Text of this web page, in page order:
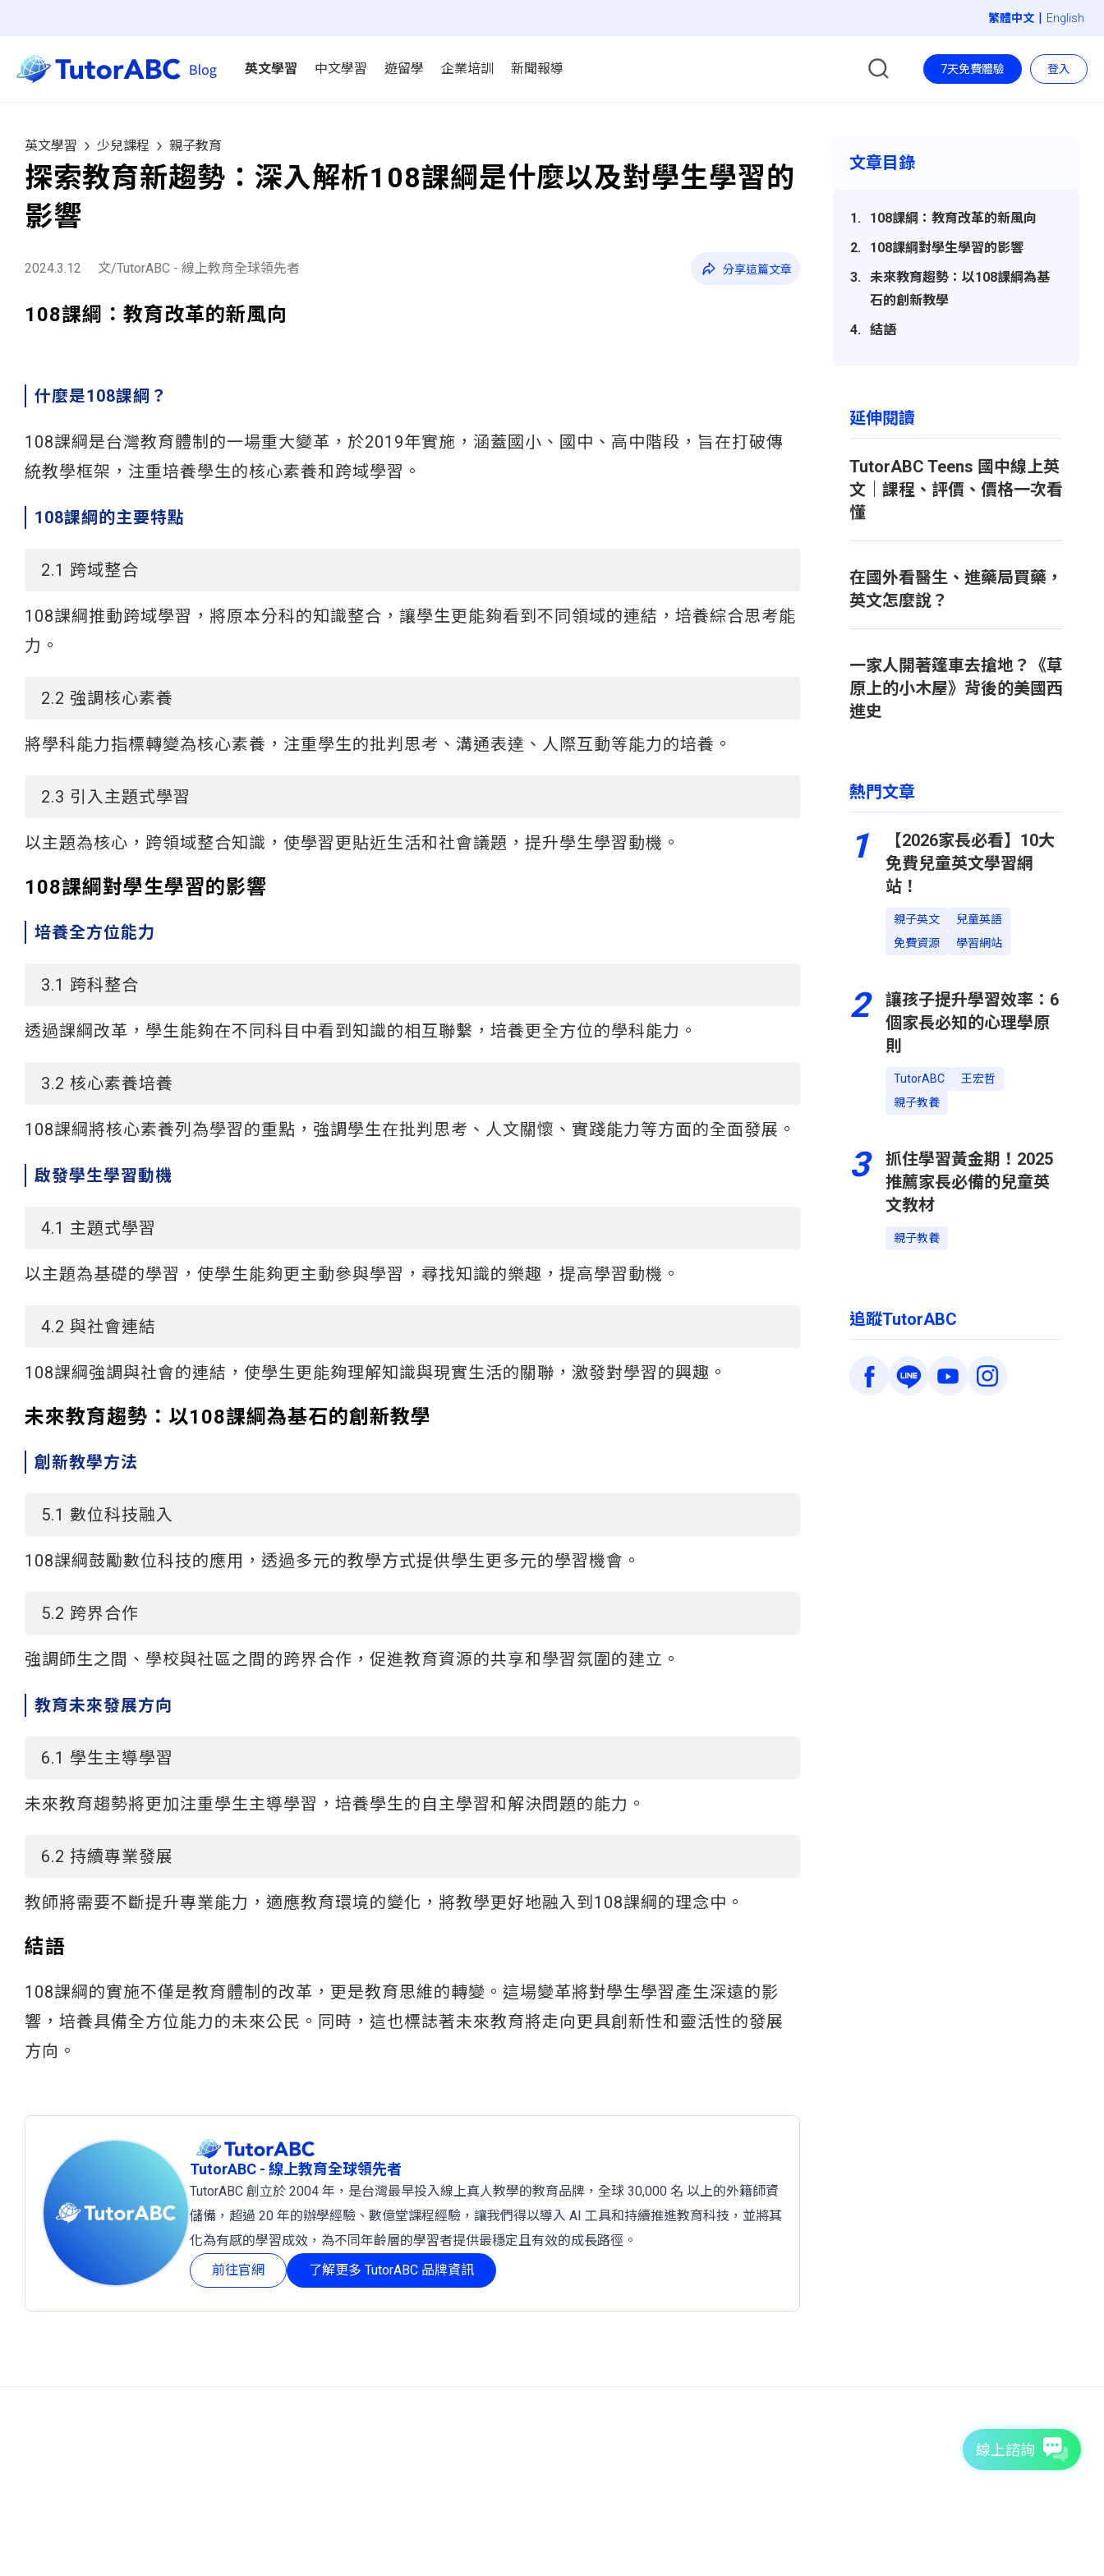
| English
英文學習 中文學習 遊留學 企業培訓 新聞報導 7天免費體驗 登入
英文學習 少兒課程 親子教育
探索教育新趨勢：深入解析108課綱是什麼以及對學生學習的
影響
2024.3.12 文/TutorABC - 線上教育全球領先者 分享這篇文章
108課綱：教育改革的新風向
什麼是108課綱？
108課綱是台灣教育體制的一場重大變革，於2019年實施，涵蓋國小、國中、高中階段，旨在打破傳
統教學框架，注重培養學生的核心素養和跨域學習。
108課綱的主要特點
2.1 跨域整合
108課綱推動跨域學習，將原本分科的知識整合，讓學生更能夠看到不同領域的連結，培養綜合思考能
力。
2.2 強調核心素養
將學科能力指標轉變為核心素養，注重學生的批判思考、溝通表達、人際互動等能力的培養。
2.3 引入主題式學習
以主題為核心，跨領域整合知識，使學習更貼近生活和社會議題，提升學生學習動機。
108課綱對學生學習的影響
培養全方位能力
3.1 跨科整合
透過課綱改革，學生能夠在不同科目中看到知識的相互聯繫，培養更全方位的學科能力。
3.2 核心素養培養
108課綱將核心素養列為學習的重點，強調學生在批判思考、人文關懷、實踐能力等方面的全面發展。
啟發學生學習動機
4.1 主題式學習
以主題為基礎的學習，使學生能夠更主動參與學習，尋找知識的樂趣，提高學習動機。
4.2 與社會連結
108課綱強調與社會的連結，使學生更能夠理解知識與現實生活的關聯，激發對學習的興趣。
未來教育趨勢：以108課綱為基石的創新教學
創新教學方法
5.1 數位科技融入
108課綱鼓勵數位科技的應用，透過多元的教學方式提供學生更多元的學習機會。
5.2 跨界合作
強調師生之間、學校與社區之間的跨界合作，促進教育資源的共享和學習氛圍的建立。
教育未來發展方向
6.1 學生主導學習
未來教育趨勢將更加注重學生主導學習，培養學生的自主學習和解決問題的能力。
6.2 持續專業發展
教師將需要不斷提升專業能力，適應教育環境的變化，將教學更好地融入到108課綱的理念中。
結語
108課綱的實施不僅是教育體制的改革，更是教育思維的轉變。這場變革將對學生學習產生深遠的影
響，培養具備全方位能力的未來公民。同時，這也標誌著未來教育將走向更具創新性和靈活性的發展
方向。
TutorABC - 線上教育全球領先者
TutorABC 創立於 2004 年，是台灣最早投入線上真人教學的教育品牌，全球 30,000 名 以上的外籍師資
儲備，超過 20 年的辦學經驗、數億堂課程經驗，讓我們得以導入 AI 工具和持續推進教育科技，並將其
化為有感的學習成效，為不同年齡層的學習者提供最穩定且有效的成長路徑。
前往官網
了解更多 TutorABC 品牌資訊
文章目錄
108課綱：教育改革的新風向
108課綱對學生學習的影響
未來教育趨勢：以108課綱為基
石的創新教學
結語
延伸閱讀
TutorABC Teens 國中線上英
文｜課程、評價、價格一次看
懂
在國外看醫生、進藥局買藥，
英文怎麼說？
一家人開著篷車去搶地？《草
原上的小木屋》背後的美國西
進史
熱門文章
1
【2026家長必看】10大
免費兒童英文學習網
站！
親子英文
兒童英語
免費資源
學習網站
2
讓孩子提升學習效率：6
個家長必知的心理學原
則
TutorABC
王宏哲
親子教養
3
抓住學習黃金期！2025
推薦家長必備的兒童英
文教材
親子教養
追蹤TutorABC
線上諮詢